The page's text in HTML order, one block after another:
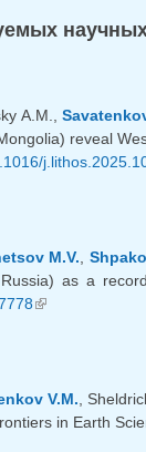
A.M.,
reveal
M.V.
Russia) as a
(внешняя
V.M. ,
in Earth